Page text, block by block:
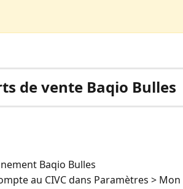
de vente Baqio Bulles
Baqio Bulles
au CIVC dans Paramètres >